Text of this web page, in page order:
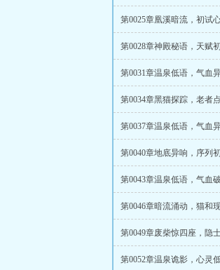
第0025章凰溪暗流，初试
第0028章神殿秘语，天赋
第0031章温泉低语，气血
第0034章黑猫探踪，老者
第0037章温泉低语，气血
第0040章地底异响，序列
第0043章温泉低语，气血
第0046章暗流涌动，猫和
第0049章废柴惊四座，隐
第0052章温泉诡影，心灵